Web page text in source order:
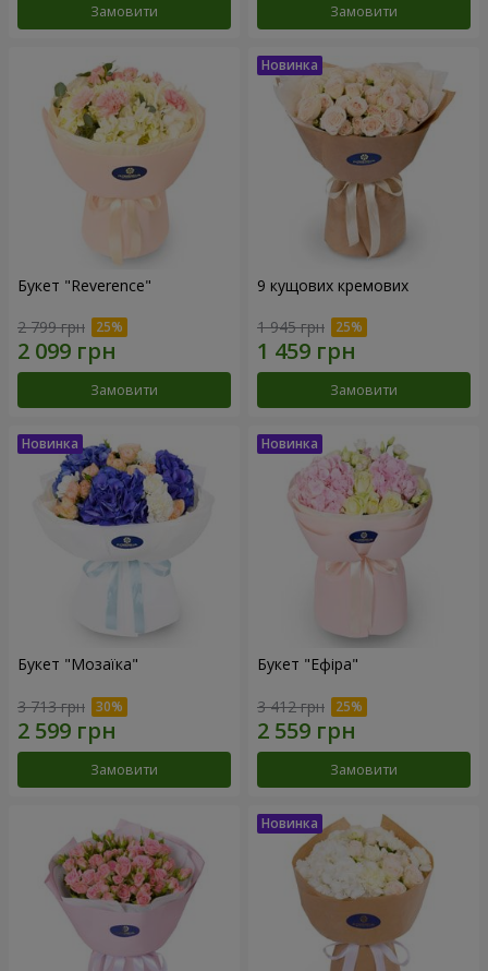
Замовити Замовити
Букет "Reverence"
2 799 грн
Замовити
9 кущових кремових
1 945 грн
Замовити
Букет "Мозаїка"
3 713 грн
Замовити
Букет "Ефіра"
3 412 грн
Замовити